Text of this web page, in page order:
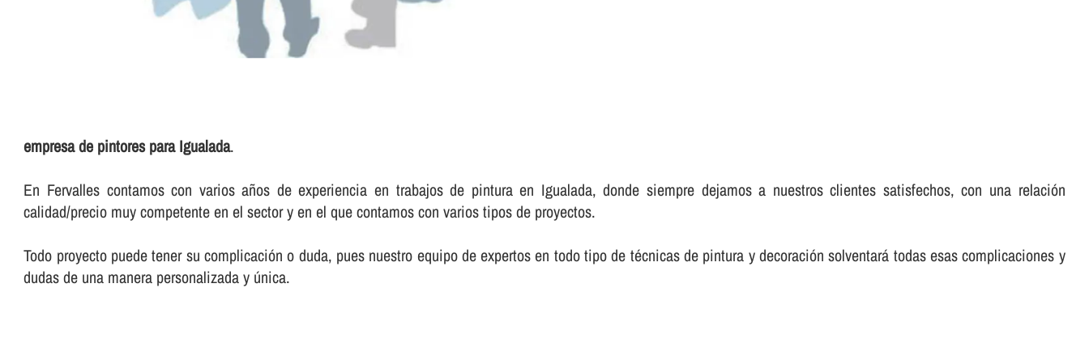
empresa de pintores para Igualada.
En Fervalles contamos con varios años de experiencia en trabajos de pintura en Igualada, donde siempre dejamos a nuestros clientes satisfechos, con una relación
calidad/precio muy competente en el sector y en el que contamos con varios tipos de proyectos.
Todo proyecto puede tener su complicación o duda, pues nuestro equipo de expertos en todo tipo de técnicas de pintura y decoración solventará todas esas complicaciones y
dudas de una manera personalizada y única.